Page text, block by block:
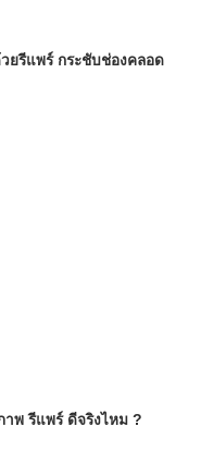
ยรีแพร์ กระชับช่องคลอด
พ รีแพร์ ดีจริงไหม ?